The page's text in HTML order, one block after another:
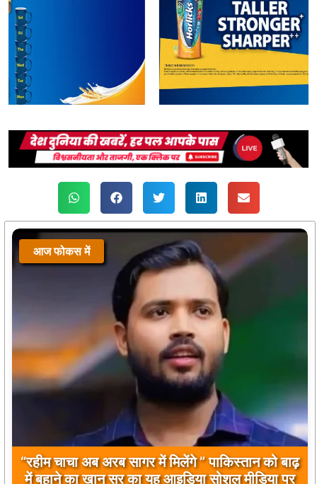
आज फोकस में
बिलावल भुट्टो द्वारा सिंधु नदी और भारत को लेकर दिए गए